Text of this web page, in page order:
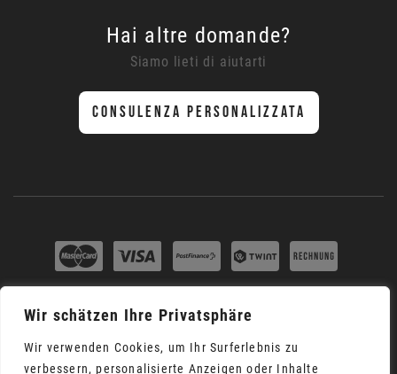
Wir schätzen Ihre Privatsphäre
Wir verwenden Cookies, um Ihr Surferlebnis zu
verbessern, personalisierte Anzeigen oder Inhalte
Hai altre domande?
Siamo lieti di aiutarti
CONSULENZA PERSONALIZZATA
Ci trovi anche su: